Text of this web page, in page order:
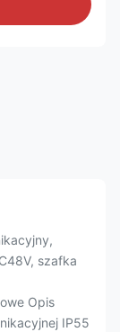
szafka
Opis
IP55